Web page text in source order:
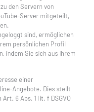
den Servern von
Server mitgeteilt,
sind, ermöglichen
persönlichen Profil
indem Sie sich aus Ihrem
einer
Angebote. Dies stellt
6 Abs. 1 lit. f DSGVO